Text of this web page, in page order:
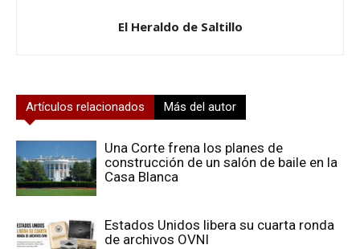
El Heraldo de Saltillo
Artículos relacionados Más del autor
Una Corte frena los planes de
construcción de un salón de baile en la
Casa Blanca
Estados Unidos libera su cuarta ronda
de archivos OVNI